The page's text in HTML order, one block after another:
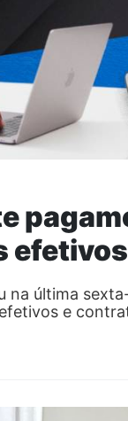
na última
e